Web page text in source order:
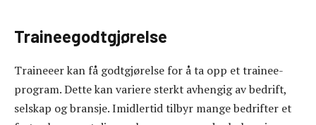
Traineegodtgjørelse
Traineeer kan få godtgjørelse for å ta opp et trainee-
program. Dette kan variere sterkt avhengig av bedrift,
selskap og bransje. Imidlertid tilbyr mange bedrifter et